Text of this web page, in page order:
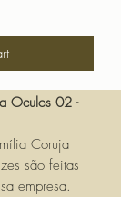
Oculos 02 -
Coruja
são feitas
empresa.